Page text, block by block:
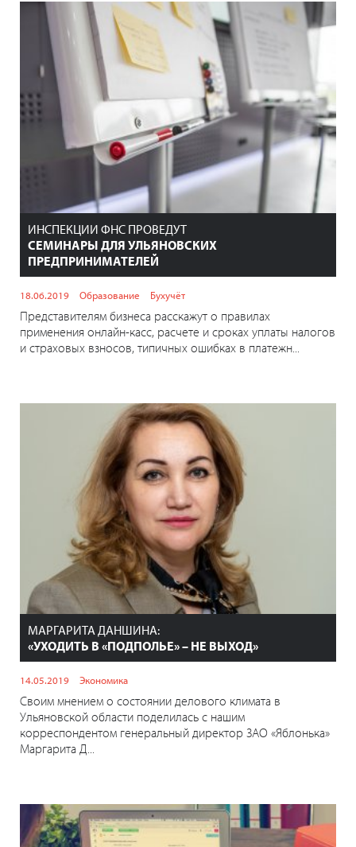
ИНСПЕКЦИИ ФНС ПРОВЕДУТ
СЕМИНАРЫ ДЛЯ УЛЬЯНОВСКИХ
ПРЕДПРИНИМАТЕЛЕЙ
18.06.2019 Образование Бухучёт
Представителям бизнеса расскажут о правилах
применения онлайн-касс, расчете и сроках уплаты налогов
и страховых взносов, типичных ошибках в платежн...
МАРГАРИТА ДАНШИНА:
«УХОДИТЬ В «ПОДПОЛЬЕ» – НЕ ВЫХОД»
14.05.2019 Экономика
Своим мнением о состоянии делового климата в
Ульяновской области поделилась с нашим
корреспондентом генеральный директор ЗАО «Яблонька»
Маргарита Д...